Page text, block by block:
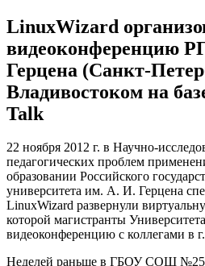
LinuxWizard
видеоконференцию
Герцена (Санкт-
Владивостоком на
Talk
22 ноября 2012 г. в Научно-
педагогических проблем
образовании Российского
университета им. А. И. Герцена
LinuxWizard развернули
которой магистранты
видеоконференцию с коллегами в
Неделей раньше в ГБОУ СОШ